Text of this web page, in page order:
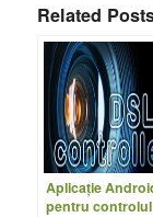
Related
Aplicaţie
pentru controlul